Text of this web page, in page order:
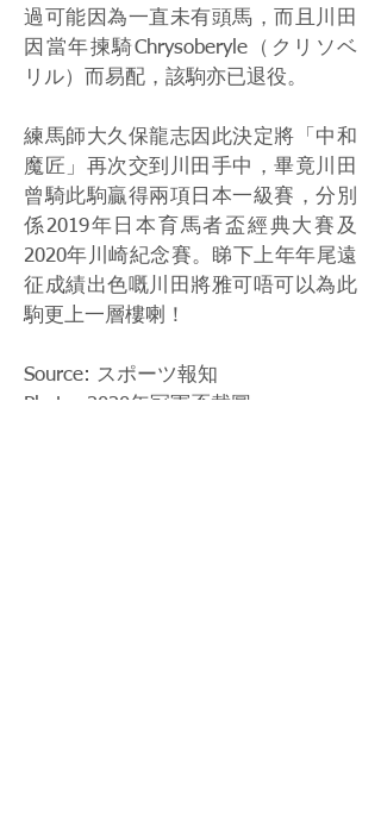
過可能因為一直未有頭馬，而且川田
因當年揀騎Chrysoberyle（クリソベ
リル）而易配，該駒亦已退役。
練馬師大久保龍志因此決定將「中和
魔匠」再次交到川田手中，畢竟川田
曾騎此駒贏得兩項日本一級賽，分別
係2019年日本育馬者盃經典大賽及
2020年川崎紀念賽。睇下上年年尾遠
征成績出色嘅川田將雅可唔可以為此
駒更上一層樓喇！
Source: スポーツ報知
Photo: 2020年冠軍盃截圖